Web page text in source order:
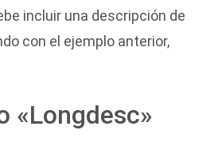
incluir una descripción de
con el ejemplo anterior,
«Longdesc»